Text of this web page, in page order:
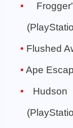
Flushed
Ape